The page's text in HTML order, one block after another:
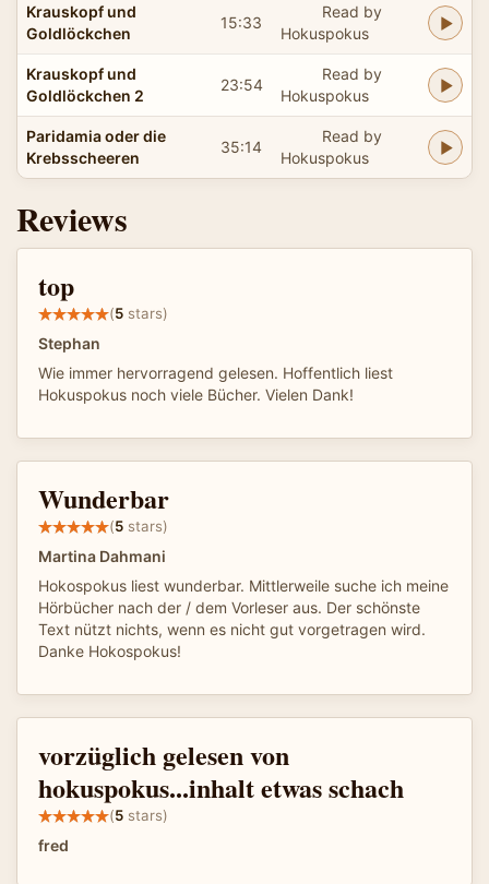
Krauskopf und
Goldlöckchen
15:33
Read by
Hokuspokus
Krauskopf und
Goldlöckchen 2
23:54
Read by
Hokuspokus
Paridamia oder die
Krebsscheeren
35:14
Read by
Hokuspokus
Reviews
top
(5 stars)
Stephan
Wie immer hervorragend gelesen. Hoffentlich liest
Hokuspokus noch viele Bücher. Vielen Dank!
Wunderbar
(5 stars)
Martina Dahmani
Hokospokus liest wunderbar. Mittlerweile suche ich meine
Hörbücher nach der / dem Vorleser aus. Der schönste
Text nützt nichts, wenn es nicht gut vorgetragen wird.
Danke Hokospokus!
vorzüglich gelesen von
hokuspokus...inhalt etwas schach
(5 stars)
fred